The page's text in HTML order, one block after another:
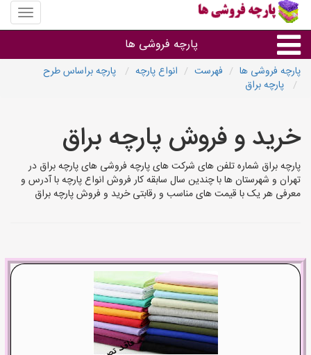
منوی
سایت
فروشی
پارچه فروشی ها
پارچه براساس رنگ طرح و کاربرد
پارچه فروشی های هر شهر
پارچه فروشی ها فهرست انواع پارچه
پارچه براساس طرح
پارچه براق
خرید و فروش پارچه براق
پارچه براق شماره تلفن های شرکت های پارچه فروشی های پارچه براق در
تهران و شهرستان ها با چندین سال سابقه کار فروش انواع پارچه با آدرس و
معرفی هر یک با قیمت های مناسب و رقابتی خرید و فروش پارچه براق